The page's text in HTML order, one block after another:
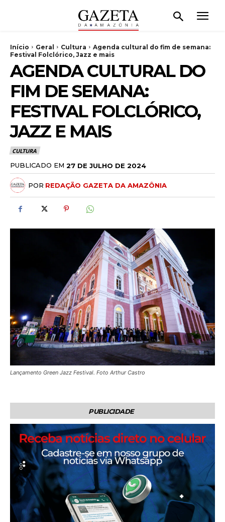
Início Geral Cultura
Agenda cultural do fim de semana:
Festival Folclórico, Jazz e mais
AGENDA CULTURAL DO
FIM DE SEMANA:
FESTIVAL FOLCLÓRICO,
JAZZ E MAIS
CULTURA
PUBLICADO EM 27 DE JULHO DE 2024
POR REDAÇÃO GAZETA DA AMAZÔNIA
Lançamento Green Jazz Festival. Foto Arthur Castro
PUBLICIDADE